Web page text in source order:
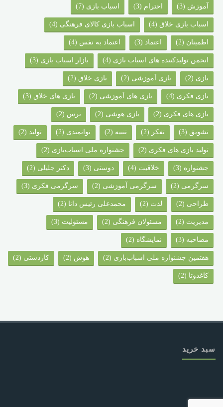
آموزش (3) احترام (3) اسباب بازی (7)
اسباب بازی خلاق (4) اسباب بازی کالای فرهنگی (4)
اطمینان (2) اعتماد (3) اعتماد به نفس (4)
انجمن تولیدکننده های اسباب بازی (4) بازار اسباب بازی (3)
بازی (2) بازی آموزشی (2) بازی خلاق (2)
بازی فکری (4) بازی های آموزشی (2) بازی های خلاق (3)
بازی های فکری (2) بازی هوشی (2) ترس (2)
تشویق (3) تفکر (2) تنبیه (2) توانمندی (2) تولید (2)
تولید بازی های فکری (2) جشنواره ملی اسباب‌بازی (2)
جشنواره‌ (3) خلاقیت (4) دوستی (3) دکتر جلیلی (2)
سرگرمی (2) سرگرمی آموزشی (2) سرگرمی فکری (3)
طراحی (2) لذت (2) محمدعلی رئیس دانا (2)
مدیریت (2) مسئولان فرهنگی (2) مسئولیت (3)
مصاحبه (3) نمایشگاه (2)
هفتمین جشنواره ملی اسباب‌بازی (2) هوش (2) کاردستی (2)
کاغذوتا (2)
سبد خرید